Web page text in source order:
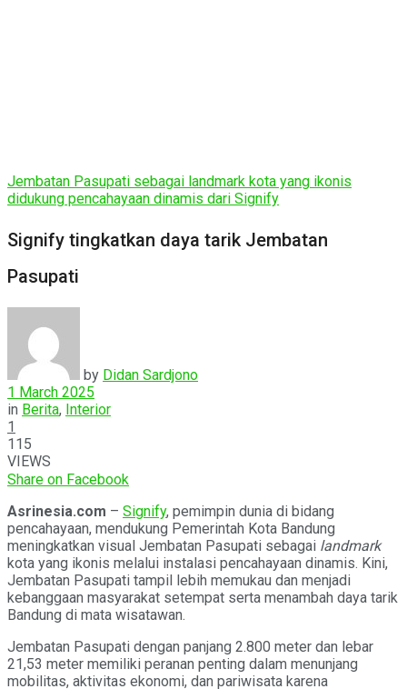
Jembatan Pasupati sebagai landmark kota yang ikonis
didukung pencahayaan dinamis dari Signify
Signify tingkatkan daya tarik Jembatan
Pasupati
by Didan Sardjono
1 March 2025
in Berita, Interior
1
115
VIEWS
Share on Facebook
Asrinesia.com – Signify, pemimpin dunia di bidang
pencahayaan, mendukung Pemerintah Kota Bandung
meningkatkan visual Jembatan Pasupati sebagai landmark
kota yang ikonis melalui instalasi pencahayaan dinamis. Kini,
Jembatan Pasupati tampil lebih memukau dan menjadi
kebanggaan masyarakat setempat serta menambah daya tarik
Bandung di mata wisatawan.
Jembatan Pasupati dengan panjang 2.800 meter dan lebar
21,53 meter memiliki peranan penting dalam menunjang
mobilitas, aktivitas ekonomi, dan pariwisata karena